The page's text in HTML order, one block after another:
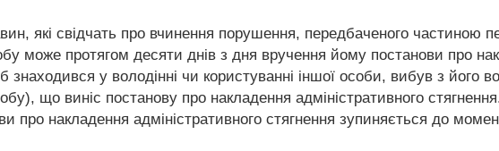
які свідчать про вчинення порушення, передбаченого частиною
може протягом десяти днів з дня вручення йому постанови про
знаходився у володінні чи користуванні іншої особи, вибув з його
що виніс постанову про накладення адміністративного
про накладення адміністративного стягнення зупиняється до